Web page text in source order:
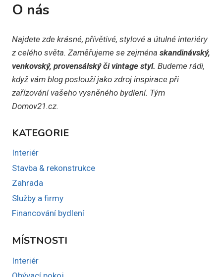
O nás
Najdete zde krásné, přívětivé, stylové a útulné interiéry
z celého světa. Zaměřujeme se zejména skandinávský,
venkovský, provensálský či vintage styl. Budeme rádi,
když vám blog poslouží jako zdroj inspirace při
zařízování vašeho vysněného bydlení. Tým
Domov21.cz.
KATEGORIE
Interiér
Stavba & rekonstrukce
Zahrada
Služby a firmy
Financování bydlení
MÍSTNOSTI
Interiér